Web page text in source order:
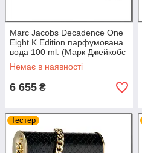
Marc Jacobs Decadence One
Eight K Edition парфумована
вода 100 ml. (Марк Джейкобс
Декаденс Уан Ейт К Едіш)
Немає в наявності
6 655 ₴
Тестер